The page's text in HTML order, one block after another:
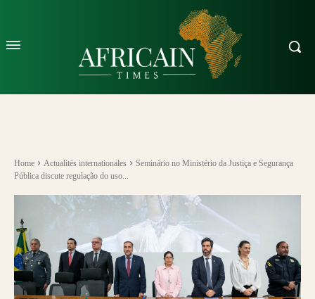
Home Actualités internationales
Seminário no Ministério da Justiça e Segurança
Pública discute regulação do uso...